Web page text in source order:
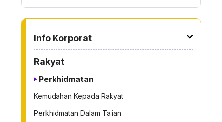
Info Korporat
Rakyat
Perkhidmatan
Kemudahan Kepada Rakyat
Perkhidmatan Dalam Talian